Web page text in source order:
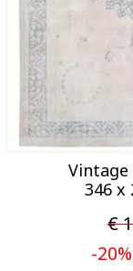
346 x
€
-